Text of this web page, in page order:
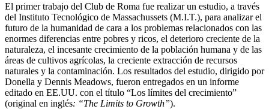
El primer trabajo del Club de Roma fue realizar un estudio, a través
del Instituto Tecnológico de Massachussets (M.I.T.), para analizar el
futuro de la humanidad de cara a los problemas relacionados con las
enormes diferencias entre pobres y ricos, el deterioro creciente de la
naturaleza, el incesante crecimiento de la población humana y de las
áreas de cultivos agrícolas, la creciente extracción de recursos
naturales y la contaminación. Los resultados del estudio, dirigido por
Donella y Dennis Meadows, fueron entregados en un informe
editado en EE.UU. con el título “Los límites del crecimiento”
(original en inglés: “The Limits to Growth”).